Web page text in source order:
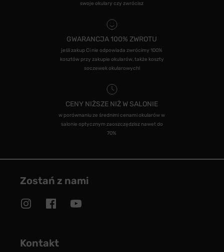
swoje okulary czy zwrócisz
GWARANCJA 100% ZWROTU
jeśli zakup Ci nie odpowiada zwrócimy 100%
kosztów przy zakupie okularów, także koszty
soczewek okularowych!
CENY NIŻSZE NIŻ W SALONIE
w porównaniu ze średnimi cenami okularów w
salonie optycznym zaoszczędzisz nawet do
70%
Zostań z nami
Kontakt